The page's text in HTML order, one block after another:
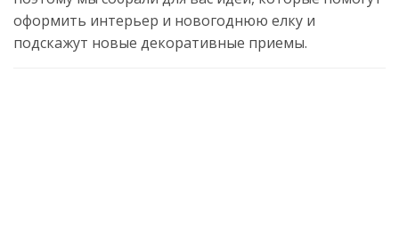
оформить интерьер и новогоднюю елку и
подскажут новые декоративные приемы.